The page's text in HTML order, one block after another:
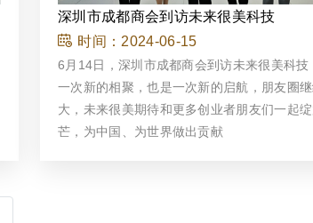
深圳市成都商会到访未来很美科技
时间： 2024-06-15
6月14日，深圳市成都商会到访未来很美科技
一次新的相聚，也是一次新的启航，朋友圈
大，未来很美期待和更多创业者朋友们一起
芒，为中国、为世界做出贡献